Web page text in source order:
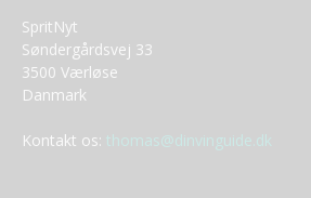
SpritNyt
Søndergårdsvej 33
3500 Værløse
Danmark
Kontakt os: